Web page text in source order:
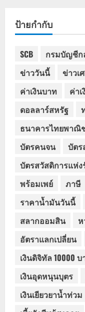
ป้ายกำกับ
SCB กรมบัญชีก
ข่าววันนี้
ข่าวเ
ค่าเงินบาท
ค่า
ดอลลาร์สหรัฐ
ธนาคารไทยพาณิ
บัตรคนจน
บัตร
บัตรสวัสดิการแห่ง
พร้อมเพย์
ภาษี
ราคาน้ำมันวันนี้
สลากออมสิน
อัตราแลกเปลี่ยน
เงินดิจิทัล 10000
เงินอุดหนุนบุตร
เงินเยียวยาน้ำท่วม